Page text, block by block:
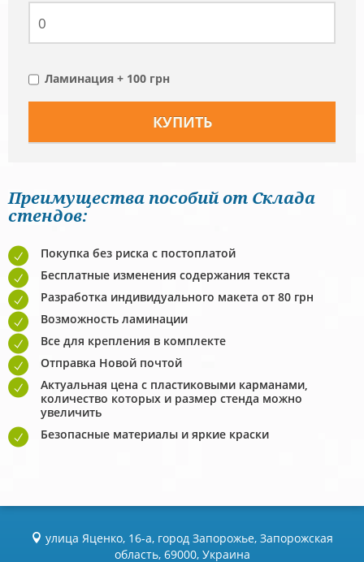
Ламинация + 100 грн
Преимущества пособий от Склада
стендов:
Покупка без риска с постоплатой
Бесплатные изменения содержания текста
Разработка индивидуального макета от 80 грн
Возможность ламинации
Все для крепления в комплекте
Отправка Новой почтой
Актуальная цена с пластиковыми карманами,
количество которых и размер стенда можно
увеличить
Безопасные материалы и яркие краски
улица Яценко, 16-а, город Запорожье, Запорожская
область, 69000, Украина